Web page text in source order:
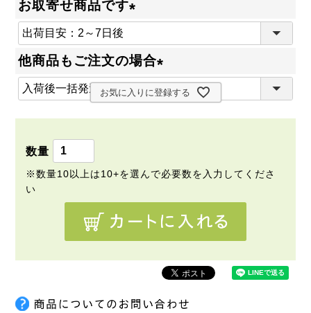
お取寄せ商品です
必
)
他商品もご注文の場合
(
必
お気に入りに登録する